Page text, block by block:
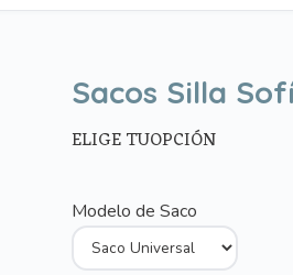
opinan nuestros clientes Share Cart
Sacos Silla
ELIGE TUOPCIÓN
Modelo de Saco